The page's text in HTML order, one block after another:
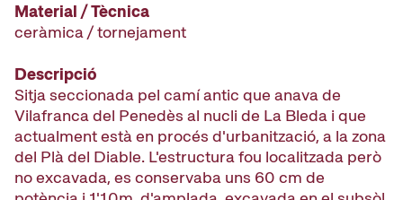
Material / Tècnica
ceràmica / tornejament
Descripció
Sitja seccionada pel camí antic que anava de
Vilafranca del Penedès al nucli de La Bleda i que
actualment està en procés d'urbanització, a la zona
del Plà del Diable. L'estructura fou localitzada però
no excavada, es conservaba uns 60 cm de